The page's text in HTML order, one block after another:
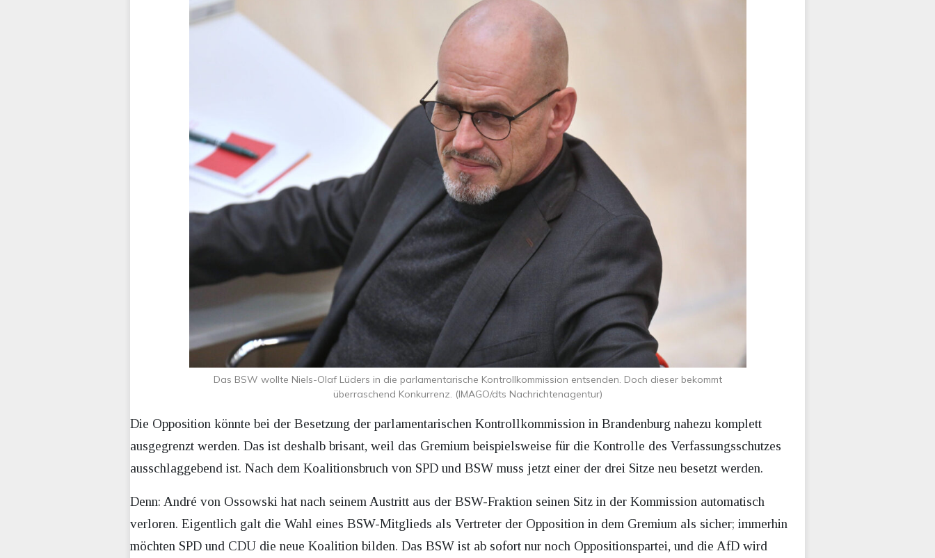
Das BSW wollte Niels-Olaf Lüders in die parlamentarische Kontrollkommission entsenden. Doch dieser bekommt
überraschend Konkurrenz. (IMAGO/dts Nachrichtenagentur)
Die Opposition könnte bei der Besetzung der parlamentarischen Kontrollkommission in Brandenburg nahezu komplett
ausgegrenzt werden. Das ist deshalb brisant, weil das Gremium beispielsweise für die Kontrolle des Verfassungsschutzes
ausschlaggebend ist. Nach dem Koalitionsbruch von SPD und BSW muss jetzt einer der drei Sitze neu besetzt werden.
Denn: André von Ossowski hat nach seinem Austritt aus der BSW-Fraktion seinen Sitz in der Kommission automatisch
verloren. Eigentlich galt die Wahl eines BSW-Mitglieds als Vertreter der Opposition in dem Gremium als sicher; immerhin
möchten SPD und CDU die neue Koalition bilden. Das BSW ist ab sofort nur noch Oppositionspartei, und die AfD wird